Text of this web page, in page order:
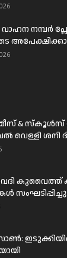
വാഹന നമ്പർ
&
വെള്ളി ശനി
കുവൈത്ത്
സംഘടിപ്പിച്ചു